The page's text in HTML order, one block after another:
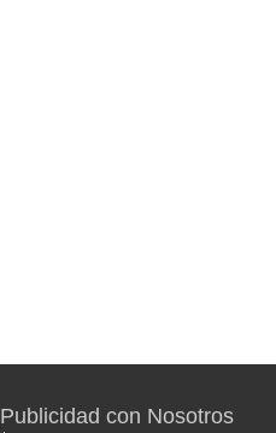
Publicidad con Nosotros